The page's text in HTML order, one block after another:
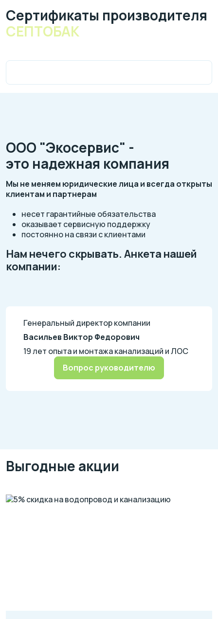
Cертификаты производителя
СЕПТОБАК
ООО "Экосервис" -
это надежная компания
Мы не меняем юридические лица и всегда открыты
клиентам и партнерам
несет гарантийные обязательства
оказывает сервисную поддержку
постоянно на связи с клиентами
Нам нечего скрывать. Анкета нашей
компании:
Генеральный директор компании
Васильев Виктор Федорович
19 лет опыта и монтажа канализаций и ЛОС
Вопрос руководителю
Выгодные акции